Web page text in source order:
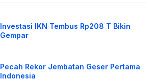
Investasi IKN Tembus Rp208 T Bikin
Gempar
Pecah Rekor Jembatan Geser Pertama
Indonesia